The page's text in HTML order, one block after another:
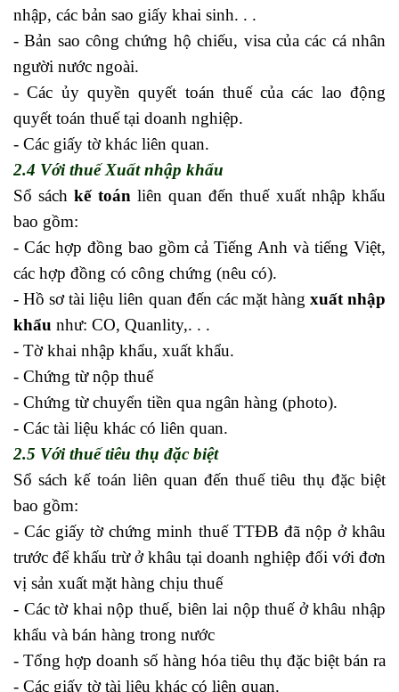
nhập, các bản sao giấy khai sinh. . .
- Bản sao công chứng hộ chiếu, visa của các cá nhân
người nước ngoài.
- Các ủy quyền quyết toán thuế của các lao động
quyết toán thuế tại doanh nghiệp.
- Các giấy tờ khác liên quan.
2.4 Với thuế Xuất nhập khẩu
Sổ sáchkế toán liên quan đến thuế xuất nhập khẩu
bao gồm:
- Các hợp đồng bao gồm cả Tiếng Anh và tiếng Việt,
các hợp đồng có công chứng (nêu có).
- Hồ sơ tài liệu liên quan đến các mặt hàng xuất nhập
khẩu như: CO, Quanlity,. . .
- Tờ khai nhập khẩu, xuất khẩu.
- Chứng từ nộp thuế
- Chứng từ chuyển tiền qua ngân hàng (photo).
- Các tài liệu khác có liên quan.
2.5 Với thuế tiêu thụ đặc biệt
Sổ sách kế toán liên quan đến thuế tiêu thụ đặc biệt
bao gồm:
- Các giấy tờ chứng minh thuế TTĐB đã nộp ở khâu
trước để khấu trừ ở khâu tại doanh nghiệp đối với đơn
vị sản xuất mặt hàng chịu thuế
- Các tờ khai nộp thuế, biên lai nộp thuế ở khâu nhập
khẩu và bán hàng trong nước
- Tổng hợp doanh số hàng hóa tiêu thụ đặc biệt bán ra
- Các giấy tờ tài liệu khác có liên quan.